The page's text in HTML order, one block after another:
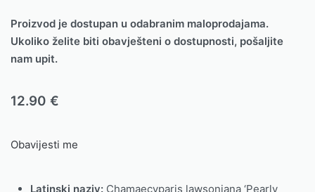
Proizvod je dostupan u odabranim maloprodajama.
Ukoliko želite biti obavješteni o dostupnosti, pošaljite
nam upit.
12.90 €
Obavijesti me
Latinski naziv: Chamaecyparis lawsoniana ‘Pearly